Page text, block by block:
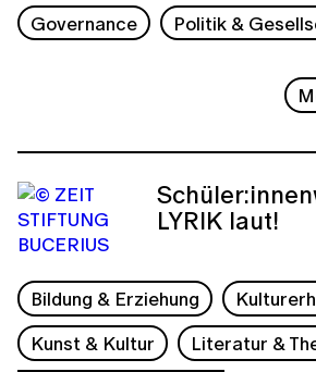
Governance
Politik &
LYRIK laut!
Bildung & Erziehung
Kunst & Kultur
Literatur &